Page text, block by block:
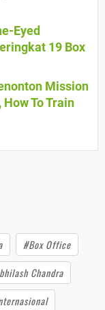
Eyed
19 Box
Mission
To Train
#Box Office
Chandra